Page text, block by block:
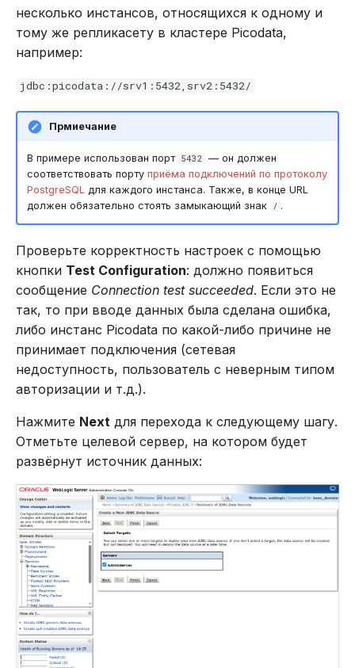
несколько инстансов, относящихся к одному и
тому же репликасету в кластере Picodata,
например:
jdbc:picodata://srv1:5432,srv2:5432/
Прмиечание
В примере использован порт 5432 — он должен
соответствовать порту приёма подключений по протоколу
PostgreSQLдля каждого инстанса. Также, в конце URL
должен обязательно стоять замыкающий знак / .
Проверьте корректность настроек с помощью
кнопки Test Configuration: должно появиться
сообщение Connection test succeeded. Если это не
так, то при вводе данных была сделана ошибка,
либо инстанс Picodata по какой-либо причине не
принимает подключения (сетевая
недоступность, пользователь с неверным типом
авторизации и т.д.).
Нажмите Next для перехода к следующему шагу.
Отметьте целевой сервер, на котором будет
развёрнут источник данных: